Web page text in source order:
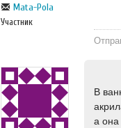
Mata-Pola
Участник
В
а она